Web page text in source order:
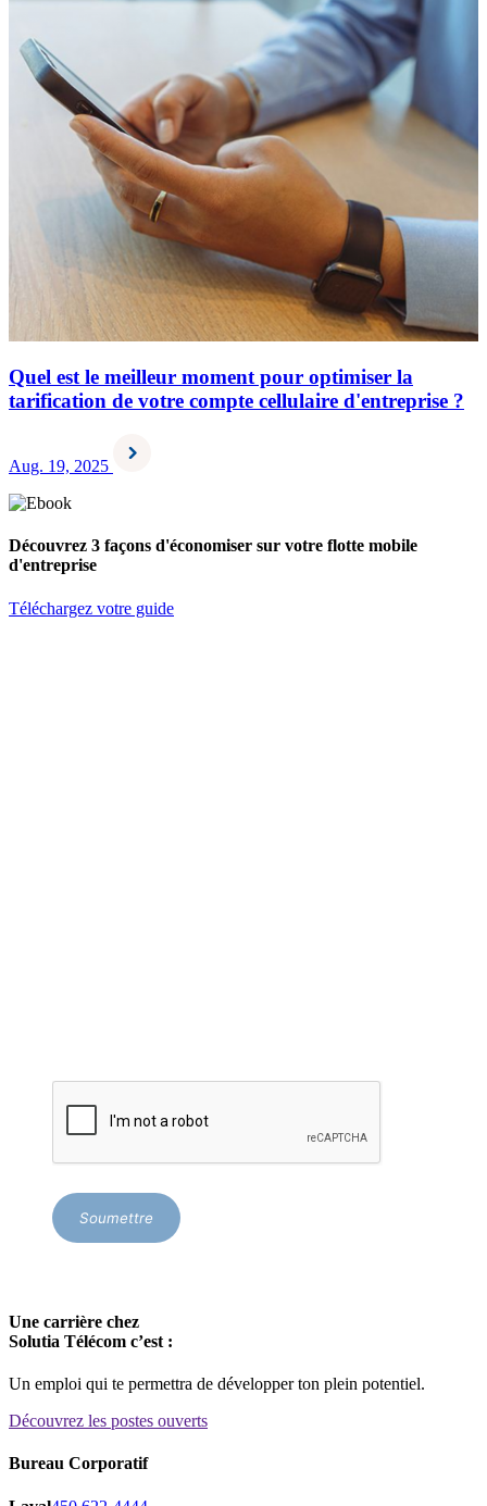
Quel est le meilleur moment pour optimiser la
tarification de votre compte cellulaire d'entreprise ?
Aug. 19, 2025
Découvrez 3 façons d'économiser sur votre flotte mobile
d'entreprise
Téléchargez votre guide
Soumettre
Une carrière chez
Solutia Télécom c’est :
Un emploi qui te permettra de développer ton plein potentiel.
Découvrez les postes ouverts
Bureau Corporatif